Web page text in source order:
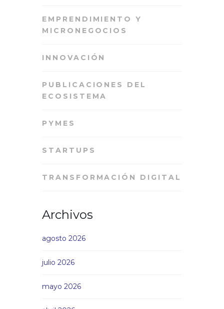
EMPRENDIMIENTO Y
MICRONEGOCIOS
INNOVACIÓN
PUBLICACIONES DEL
ECOSISTEMA
PYMES
STARTUPS
TRANSFORMACIÓN DIGITAL
Archivos
agosto 2026
julio 2026
mayo 2026